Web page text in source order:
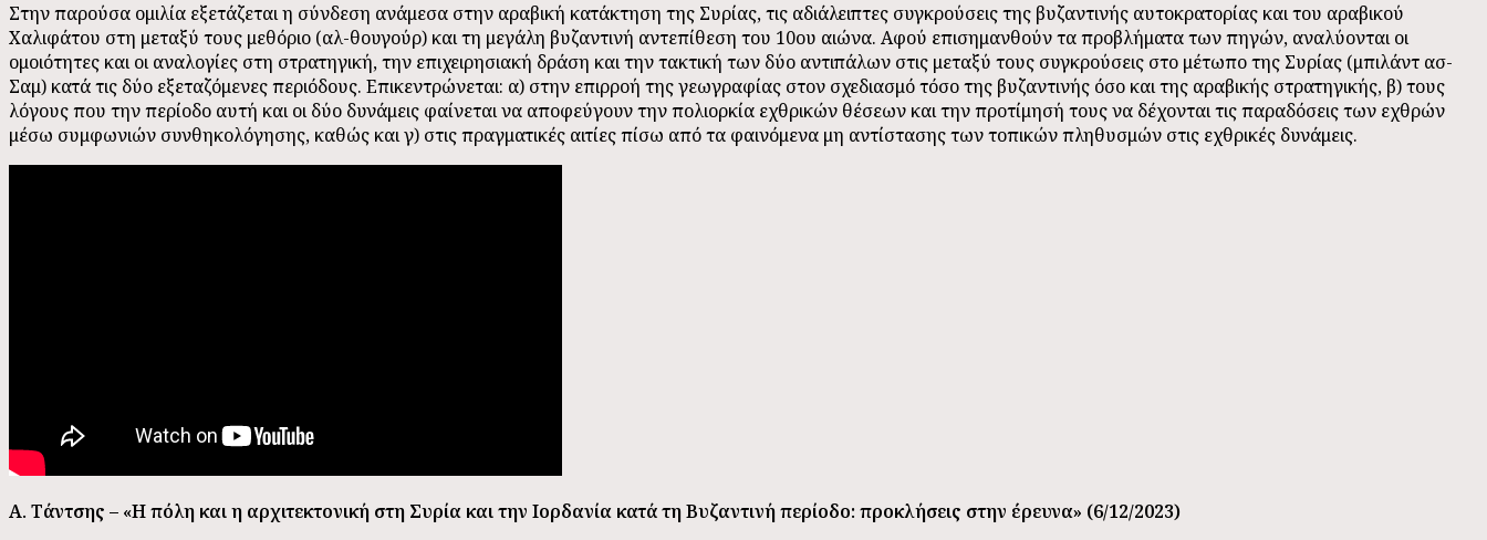
Στην παρούσα ομιλία εξετάζεται η σύνδεση ανάμεσα στην αραβική κατάκτηση της Συρίας, τις αδιάλειπτες συγκρούσεις της βυζαντινής αυτοκρατορίας και του αραβικού
Χαλιφάτου στη μεταξύ τους μεθόριο (αλ-θουγούρ) και τη μεγάλη βυζαντινή αντεπίθεση του 10ου αιώνα. Αφού επισημανθούν τα προβλήματα των πηγών, αναλύονται οι
ομοιότητες και οι αναλογίες στη στρατηγική, την επιχειρησιακή δράση και την τακτική των δύο αντιπάλων στις μεταξύ τους συγκρούσεις στο μέτωπο της Συρίας (μπιλάντ ασ-
Σαμ) κατά τις δύο εξεταζόμενες περιόδους. Επικεντρώνεται: α) στην επιρροή της γεωγραφίας στον σχεδιασμό τόσο της βυζαντινής όσο και της αραβικής στρατηγικής, β) τους
λόγους που την περίοδο αυτή και οι δύο δυνάμεις φαίνεται να αποφεύγουν την πολιορκία εχθρικών θέσεων και την προτίμησή τους να δέχονται τις παραδόσεις των εχθρών
μέσω συμφωνιών συνθηκολόγησης, καθώς και γ) στις πραγματικές αιτίες πίσω από τα φαινόμενα μη αντίστασης των τοπικών πληθυσμών στις εχθρικές δυνάμεις.
Α. Τάντσης – «Η πόλη και η αρχιτεκτονική στη Συρία και την Ιορδανία κατά τη Βυζαντινή περίοδο: προκλήσεις στην έρευνα» (6/12/2023)